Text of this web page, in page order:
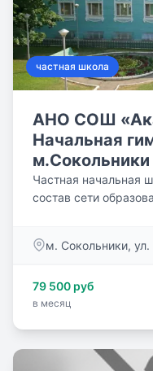
частная школа
АНО СОШ
Начальная
м.Сокольники
Частная начальная
состав сети
Сокольниках
данного
мест города.
воспитанников,
м. Сокольники,
79 500 руб
в месяц